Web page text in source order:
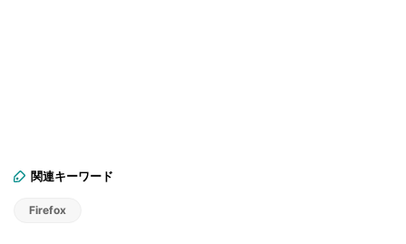
関連キーワード
Firefox